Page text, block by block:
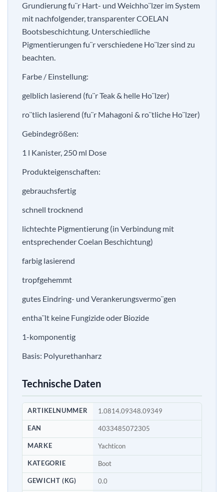
Grundierung fu¨r Hart- und Weichho¨lzer im System
mit nachfolgender, transparenter COELAN
Bootsbeschichtung. Unterschiedliche
Pigmentierungen fu¨r verschiedene Ho¨lzer sind zu
beachten.
Farbe / Einstellung:
gelblich lasierend (fu¨r Teak & helle Ho¨lzer)
ro¨tlich lasierend (fu¨r Mahagoni & ro¨tliche Ho¨lzer)
Gebindegrößen:
1 l Kanister, 250 ml Dose
Produkteigenschaften:
gebrauchsfertig
schnell trocknend
lichtechte Pigmentierung (in Verbindung mit
entsprechender Coelan Beschichtung)
farbig lasierend
tropfgehemmt
gutes Eindring- und Verankerungsvermo¨gen
entha¨lt keine Fungizide oder Biozide
1-komponentig
Basis: Polyurethanharz
Technische Daten
ARTIKELNUMMER 1.0814.09348.09349
EAN 4033485072305
MARKE Yachticon
KATEGORIE Boot
GEWICHT (KG) 0.0